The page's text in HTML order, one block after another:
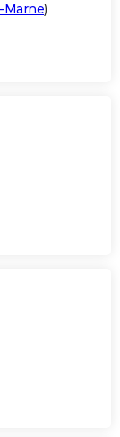
Marne)